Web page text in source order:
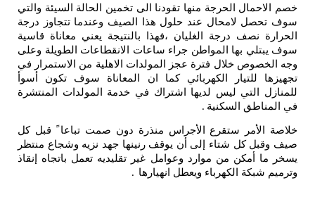
خصم الاحمال الحرجة منها تقودنا الى تخمين الحالة السيئة والتي
سوف تحصل لامحال عند حلول هذا الصيف وعندما تتجاوز درجة
الحرارة نصف درجة الغليان ،فهذا بالنتيجة يعني معاناة قاسية
سوف يبتلي بها المواطن جراء ساعات الانقطاعات الطويلة وعلى
وجه الخصوص خلال فترة عجز المولدات الاهلية من الاستمرار في
تجهيزها للتيار الكهربائي كما ان المعاناة سوف تكون أسوأ
للمنازل التي ليس لديها اشتراك في خدمة المولدات المنتشرة
في المناطق السكنية .
خلاصة الأمر ستقرع الأجراس منذرة دون صمت تباعا ً قبل كل
صيف وقبل كل شتاء إلى أن يوقف رنينها جهد نزيه وشجاع منتظر
يسخر ما أمكن من موارد وعوامل غير تقليديه تعمل باتجاه إنقاذ
وترميم شبكة الكهرباء ويعطل انهيارها .